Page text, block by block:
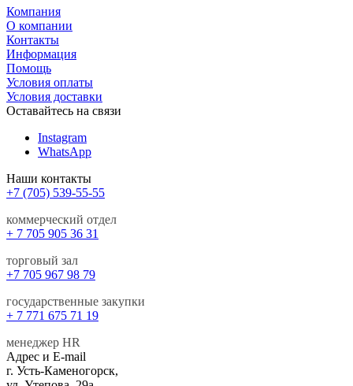
Компания
О компании
Контакты
Информация
Помощь
Условия оплаты
Условия доставки
Оставайтесь на связи
Instagram
WhatsApp
Наши контакты
+7 (705) 539-55-55
коммерческий отдел
+ 7 705 905 36 31
торговый зал
+7 705 967 98 79
государственные закупки
+ 7 771 675 71 19
менеджер HR
Адрес и E-mail
г. Усть-Каменогорск,